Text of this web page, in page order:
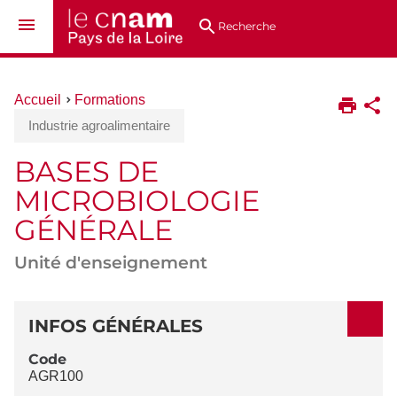
au
directsRecherche
Vous
ici :
Accueil
Formations
Industrie agroalimentaire
BASES DE
MICROBIOLOGIE
GÉNÉRALE
Unité d'enseignement
DÉTAILS
INFOS GÉNÉRALES
Code
AGR100